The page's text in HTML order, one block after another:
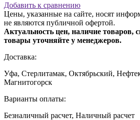
Добавить к сравнению
Цены, указанные на сайте, носят
не являются публичной офертой.
Актуальность цен, наличие товаров,
товары уточняйте у менеджеров.
Доставка:
Уфа, Стерлитамак, Октябрьский,
Магнитогорск
Варианты оплаты:
Безналичный расчет, Наличный расчет